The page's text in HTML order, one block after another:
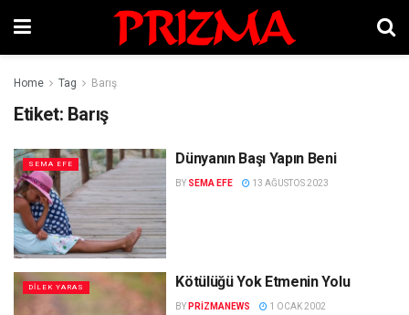
Home Tag Barış
Etiket: Barış
SEMA EFE Dünyanın Başı Yapın Beni
BY SEMA EFE 13 AĞUSTOS 2023
DILEK YARAS Kötülüğü Yok Etmenin Yolu
BY PRIZMANEWS 1 OCAK 2002